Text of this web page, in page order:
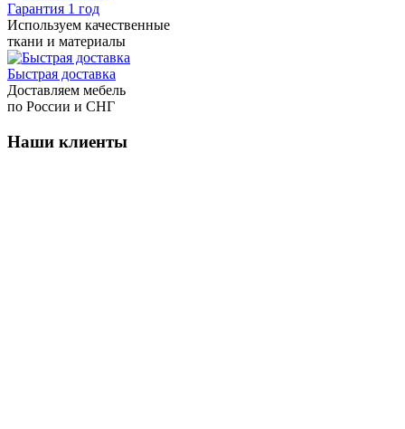
Гарантия 1 год
Используем качественные
ткани и материалы
Быстрая доставка
Доставляем мебель
по России и СНГ
Наши клиенты